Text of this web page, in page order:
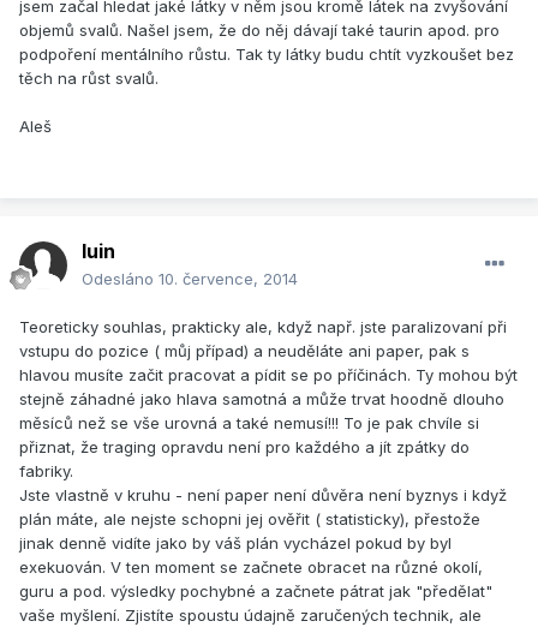
jsem začal hledat jaké látky v něm jsou kromě látek na zvyšování
objemů svalů. Našel jsem, že do něj dávají také taurin apod. pro
podpoření mentálního růstu. Tak ty látky budu chtít vyzkoušet bez
těch na růst svalů.
Aleš
luin
Odesláno 10. července, 2014
Teoreticky souhlas, prakticky ale, když např. jste paralizovaní při
vstupu do pozice ( můj případ) a neuděláte ani paper, pak s
hlavou musíte začit pracovat a pídit se po příčinách. Ty mohou být
stejně záhadné jako hlava samotná a může trvat hoodně dlouho
měsíců než se vše urovná a také nemusí!!! To je pak chvíle si
přiznat, že traging opravdu není pro každého a jít zpátky do
fabriky.
Jste vlastně v kruhu - není paper není důvěra není byznys i když
plán máte, ale nejste schopni jej ověřit ( statisticky), přestože
jinak denně vidíte jako by váš plán vycházel pokud by byl
exekuován. V ten moment se začnete obracet na různé okolí,
guru a pod. výsledky pochybné a začnete pátrat jak "předělat"
vaše myšlení. Zjistíte spoustu údajně zaručených technik, ale